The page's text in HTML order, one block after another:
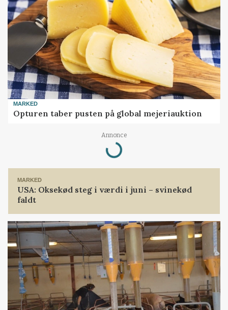
MARKED
Opturen taber pusten på global mejeriauktion
Annonce
Loading...
MARKED
USA: Oksekød steg i værdi i juni – svinekød
faldt